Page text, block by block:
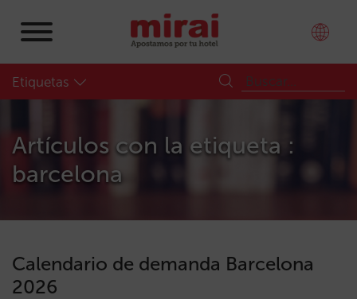
Etiquetas
Artículos con la etiqueta :
barcelona
Calendario de demanda Barcelona
2026